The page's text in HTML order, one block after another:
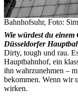
Bahnhofsuhr, Foto:
Wie würdest du
Düsseldorfer
Dirty, tough und rau.
Hauptbahnhof, ein
ihn wahrzunehmen –
bekommen. Wenn wir
wirken.